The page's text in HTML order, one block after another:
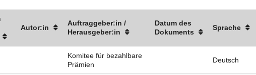
Autor:in
Auftraggeber:in /
Herausgeber:in
Datum des
Dokuments
Sprache
Komitee für bezahlbare
Prämien
Deutsch